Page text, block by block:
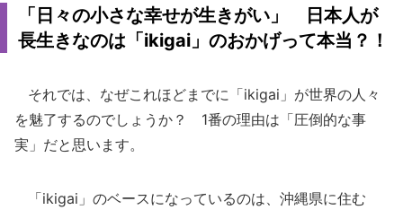
「日々の小さな幸せが生きがい」 日本人が
長生きなのは「ikigai」のおかげって本当？！
それでは、なぜこれほどまでに「ikigai」が世界の人々
を魅了するのでしょうか？ 1番の理由は「圧倒的な事
実」だと思います。
「ikigai」のベースになっているのは、沖縄県に住む